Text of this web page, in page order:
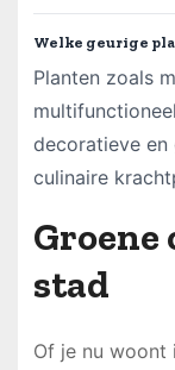
Welke geurige
Planten zoals
decoratieve en
culinaire
Groene
stad
Of je nu woont